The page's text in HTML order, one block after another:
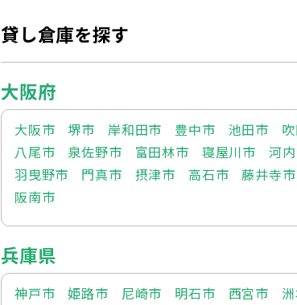
貸し倉庫を探す
大阪府
大阪市 堺市 岸和田市 豊中市 池田市
八尾市
泉佐野市 富田林市 寝屋川市 河
羽曳野市
門真市 摂津市 高石市 藤井寺市
阪南市
兵庫県
神戸市 姫路市 尼崎市 明石市 西宮市